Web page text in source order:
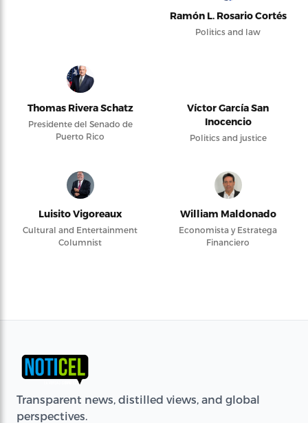
Ramón L. Rosario Cortés
Politics and law
Thomas Rivera Schatz
Presidente del Senado de
Puerto Rico
Víctor García San
Inocencio
Politics and justice
Luisito Vigoreaux
Cultural and Entertainment
Columnist
William Maldonado
Economista y Estratega
Financiero
Transparent news, distilled views, and global
perspectives.